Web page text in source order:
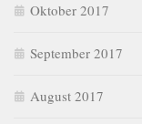
Oktober 2017
September 2017
August 2017